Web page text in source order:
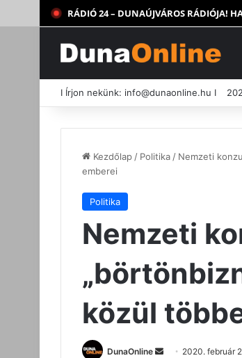
RÁDIÓ 24 – DUNAÚJVÁROS RÁDIÓJA!
I Írjon nekünk: info@dunaonline.hu I
Kezdőlap / Politika / Nemzeti
emberei
Politika
Nemzeti
közül
DunaOnline
Send 2020. február